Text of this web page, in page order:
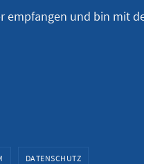
und bin mit
DATENSCHUTZ